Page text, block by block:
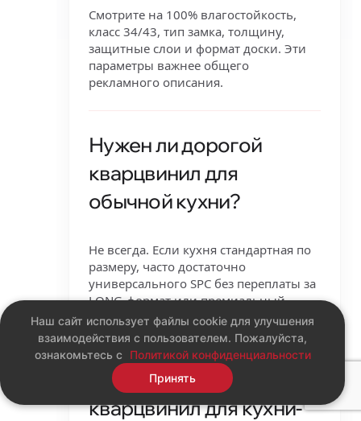
Смотрите на 100% влагостойкость,
класс 34/43, тип замка, толщину,
защитные слои и формат доски. Эти
параметры важнее общего
рекламного описания.
Нужен ли дорогой
кварцвинил для
обычной кухни?
Не всегда. Если кухня стандартная по
размеру, часто достаточно
универсального SPC без переплаты за
LONG-формат или премиальный
верхний слой.
Подходит ли
кварцвинил для кухни-
Наш сайт использует файлы cookie для улучшения
взаимодействия с пользователем. Пожалуйста,
ознакомьтесь с
Политикой конфиденциальности
Принять